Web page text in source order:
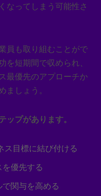
なってしまう可能性さ
員も取り組むことがで
短期間で収められ、
最優先のアプローチか
しょう。
ップがあります。
ス目標に結び付ける
優先する
関与を高める